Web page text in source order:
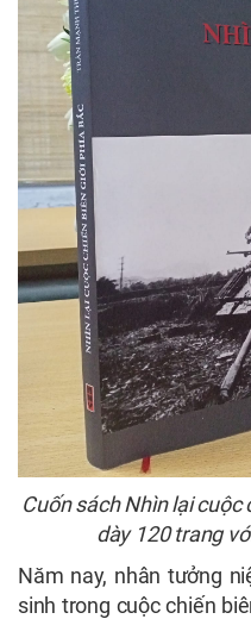
Cuốn sách Nhìn lại cuộc
dày 120 trang
Năm nay, nhân tưởng
sinh trong cuộc chiến